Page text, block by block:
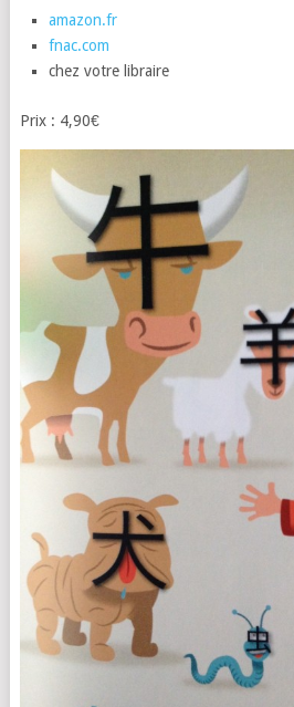
amazon.fr
fnac.com
chez votre libraire
Prix : 4,90€